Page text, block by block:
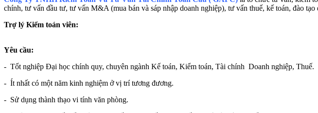
chính, tư vấn đầu tư, tư vấn M&A (mua bán và sáp nhập doanh nghiệp), tư vấn thuế, kế toán, đào
Trợ lý Kiểm toán viên:
Yêu cầu:
- Tốt nghiệp Đại học chính quy, chuyên ngành Kế toán, Kiểm toán, Tài chính Doanh nghiệp, Thuế.
- Ít nhất có một năm kinh nghiệm ở vị trí tương đương.
- Sử dụng thành thạo vi tính văn phòng.